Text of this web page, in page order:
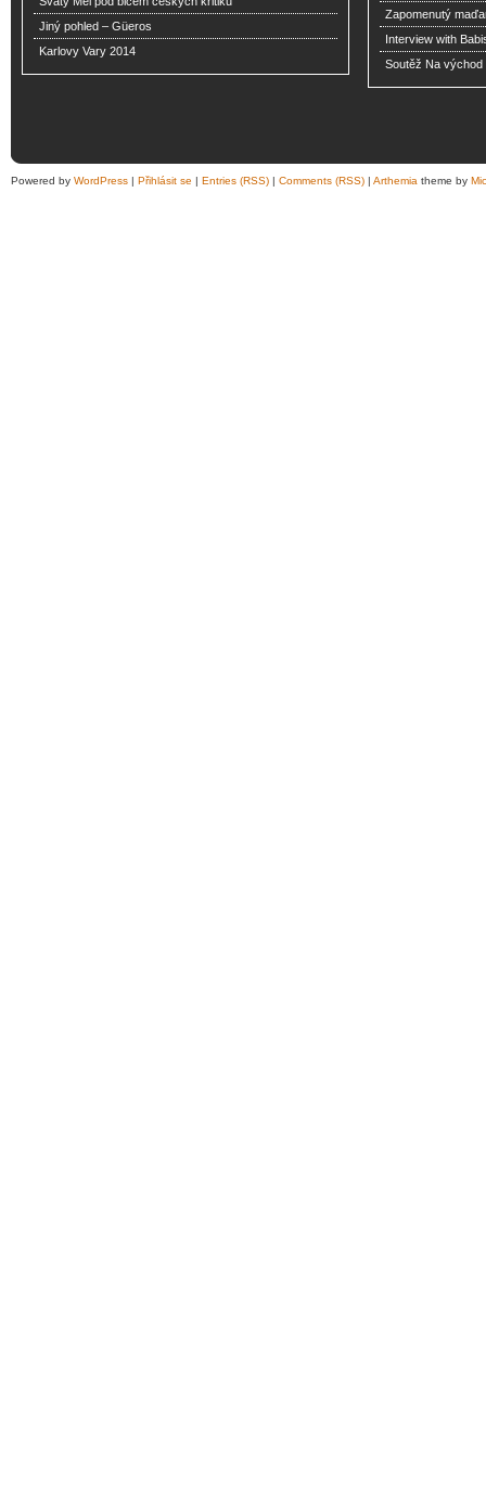
Jiný pohled – Güeros
Karlovy Vary 2014
Zapomenutý
Interview with
Soutěž Na východ
Powered by WordPress | Přihlásit se | Entries (RSS) | Comments (RSS) | Arthemia theme by